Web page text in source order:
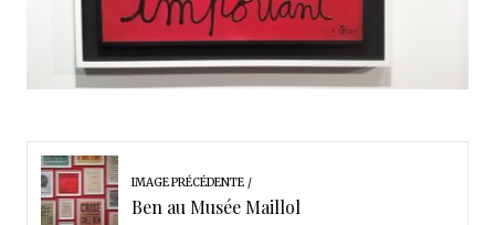
IMAGE PRÉCÉDENTE
Ben au Musée Maillol